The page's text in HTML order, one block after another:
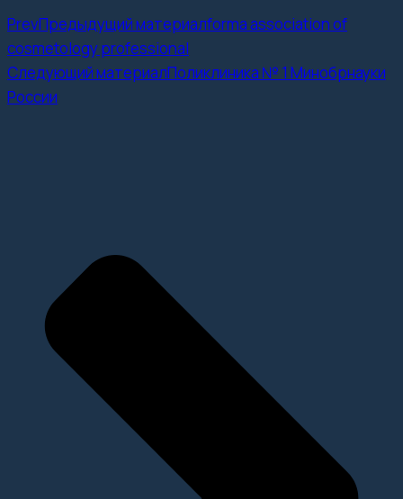
PrevПредыдущий материалforma association of
cosmetology professional
Следующий материалПоликлиника № 1 Минобрнауки
России